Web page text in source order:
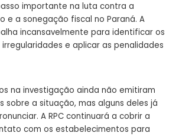
importante na luta contra a
e a sonegação fiscal no Paraná. A
incansavelmente para identificar os
e aplicar as penalidades
na investigação ainda não emitiram
sobre a situação, mas alguns deles já
A RPC continuará a cobrir a
com os estabelecimentos para